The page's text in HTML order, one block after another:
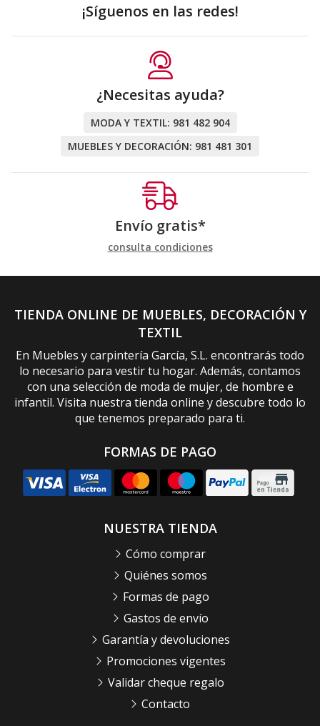
¡Síguenos en las redes!
¿Necesitas ayuda?
MODA Y TEXTIL: 981 482 904
MUEBLES Y DECORACIÓN: 981 481 301
Envío gratis*
consulta condiciones
TIENDA ONLINE DE MUEBLES, DECORACIÓN Y
TEXTIL
En Muebles y carpintería García, S.L. encontrarás todo
lo necesario para vestir tu hogar. Además, contamos
con una selección de moda de mujer, de hombre e
infantil. Visita nuestra tienda online y descubre todo lo
que tenemos preparado para ti.
FORMAS DE PAGO
NUESTRA TIENDA
Cómo comprar
Quiénes somos
Formas de pago
Gastos de envío
Garantía y devoluciones
Promociones vigentes
Validar cheque regalo
Contacto